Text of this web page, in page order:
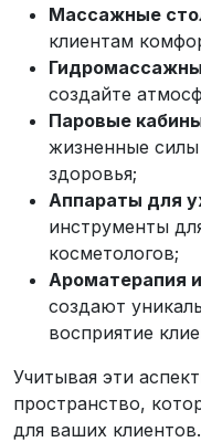
Массажные
клиентам
создайте
Паровые
жизненные
здоровья;
Аппараты для
инструменты
косметологов;
Ароматерапия
создают
восприятие
Учитывая эти
пространство,
для ваших